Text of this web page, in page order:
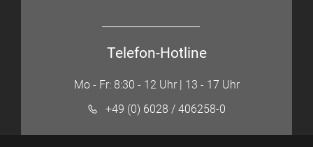
Telefon-Hotline
Mo - Fr: 8:30 - 12 Uhr | 13 - 17 Uhr
+49 (0) 6028 / 406258-0